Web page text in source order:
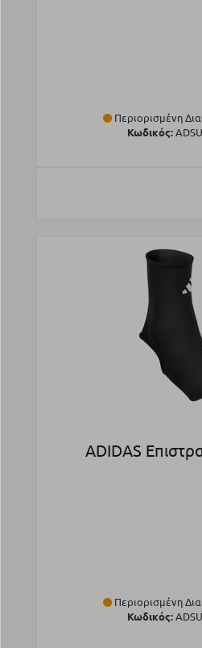
Περιορισμένη
Κωδικός:
ADIDAS
Περιορισμένη
Κωδικός: